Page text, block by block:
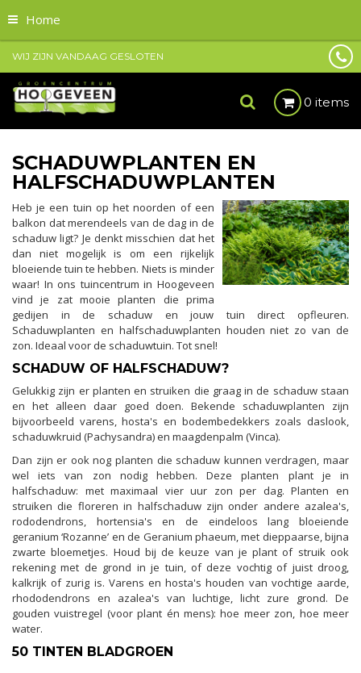
Home
WIJ ZIJN VANDAAG GESLOTEN
0 items
SCHADUWPLANTEN EN
HALFSCHADUWPLANTEN
Heb je een tuin op het noorden of een
balkon dat merendeels van de dag in de
schaduw ligt? Je denkt misschien dat het
dan niet mogelijk is om een rijkelijk
bloeiende tuin te hebben. Niets is minder
waar! In ons tuincentrum in Hoogeveen
vind je zat mooie planten die prima
gedijen in de schaduw en jouw tuin direct opfleuren.
Schaduwplanten en halfschaduwplanten houden niet zo van de
zon. Ideaal voor de schaduwtuin. Tot snel!
SCHADUW OF HALFSCHADUW?
Gelukkig zijn er planten en struiken die graag in de schaduw staan
en het alleen daar goed doen. Bekende schaduwplanten zijn
bijvoorbeeld varens, hosta's en bodembedekkers zoals daslook,
schaduwkruid (Pachysandra) en maagdenpalm (Vinca).
Dan zijn er ook nog planten die schaduw kunnen verdragen, maar
wel iets van zon nodig hebben. Deze planten plant je in
halfschaduw: met maximaal vier uur zon per dag. Planten en
struiken die floreren in halfschaduw zijn onder andere azalea's,
rododendrons, hortensia's en de eindeloos lang bloeiende
geranium ‘Rozanne’ en de Geranium phaeum, met dieppaarse, bijna
zwarte bloemetjes. Houd bij de keuze van je plant of struik ook
rekening met de grond in je tuin, of deze vochtig of juist droog,
kalkrijk of zurig is. Varens en hosta's houden van vochtige aarde,
rhododendrons en azalea's van luchtige, licht zure grond. De
gouden vuistregel (voor plant én mens): hoe meer zon, hoe meer
water.
50 TINTEN BLADGROEN